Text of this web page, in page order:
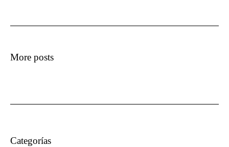
More posts
Categorías